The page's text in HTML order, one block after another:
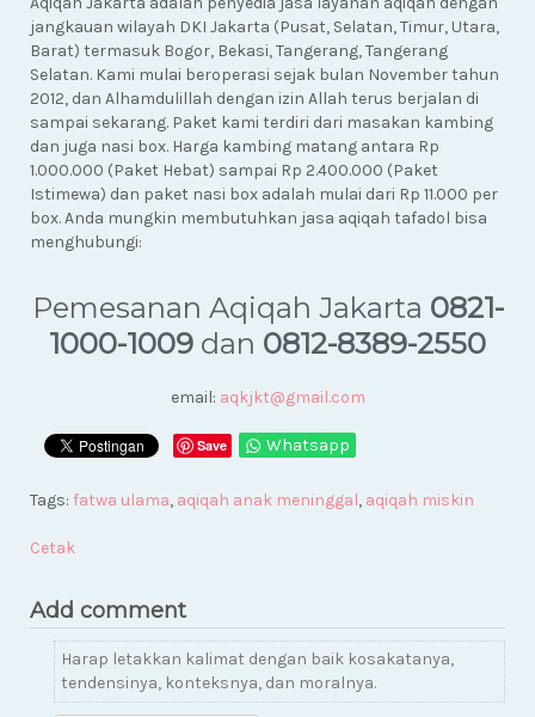
jangkauan wilayah DKI Jakarta (Pusat, Selatan, Timur, Utara,
Barat) termasuk Bogor, Bekasi, Tangerang, Tangerang
Selatan. Kami mulai beroperasi sejak bulan November tahun
2012, dan Alhamdulillah dengan izin Allah terus berjalan di
sampai sekarang. Paket kami terdiri dari masakan kambing
dan juga nasi box. Harga kambing matang antara Rp
1.000.000 (Paket Hebat) sampai Rp 2.400.000 (Paket
Istimewa) dan paket nasi box adalah mulai dari Rp 11.000 per
box. Anda mungkin membutuhkan jasa aqiqah tafadol bisa
menghubungi:
Pemesanan Aqiqah Jakarta 0821-
1000-1009 dan 0812-8389-2550
email: aqkjkt@gmail.com
Save Whatsapp
Tags: fatwa ulama, aqiqah anak meninggal, aqiqah miskin
Cetak
Add comment
Harap letakkan kalimat dengan baik kosakatanya,
tendensinya, konteksnya, dan moralnya.